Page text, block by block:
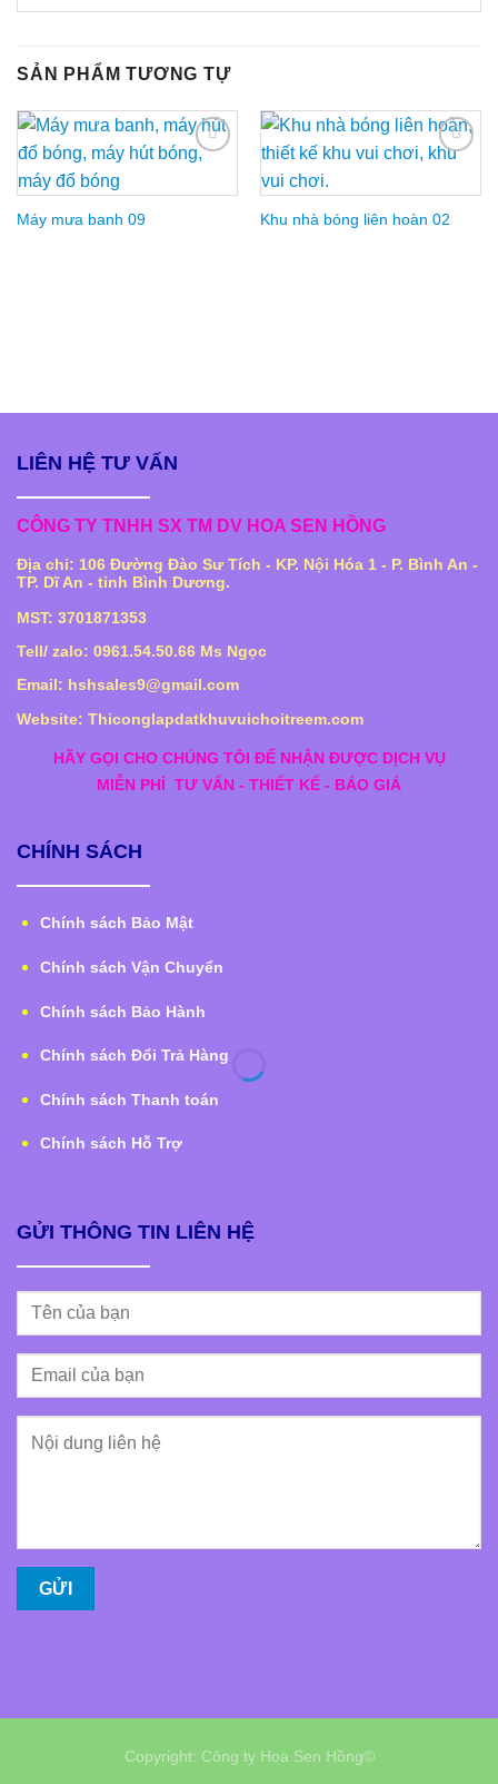
SẢN PHẨM TƯƠNG TỰ
Máy mưa banh 09 Khu nhà bóng liên hoàn 02
LIÊN HỆ TƯ VẤN
CÔNG TY TNHH SX TM DV HOA SEN HỒNG
Địa chỉ: 106 Đường Đào Sư Tích - KP. Nội Hóa 1 - P. Bình An -
TP. Dĩ An - tỉnh Bình Dương.
MST: 3701871353
Tell/ zalo: 0961.54.50.66 Ms Ngọc
Email: hshsales9@gmail.com
Website: Thiconglapdatkhuvuichoitreem.com
HÃY GỌI CHO CHÚNG TÔI ĐỂ NHẬN ĐƯỢC DỊCH VỤ
MIỄN PHÍ TƯ VẤN - THIẾT KẾ - BÁO GIÁ
CHÍNH SÁCH
Chính sách Bảo Mật
Chính sách Vận Chuyển
Chính sách Bảo Hành
Chính sách Đổi Trả Hàng
Chính sách Thanh toán
Chính sách Hỗ Trợ
GỬI THÔNG TIN LIÊN HỆ
Copyright: Công ty Hoa Sen Hồng©